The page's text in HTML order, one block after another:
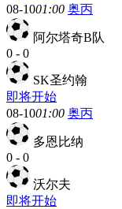
08-1001:00 奥丙
阿尔塔奇B队
0 - 0
SK圣约翰
即将开始
08-1001:00 奥丙
多恩比纳
0 - 0
沃尔夫
即将开始